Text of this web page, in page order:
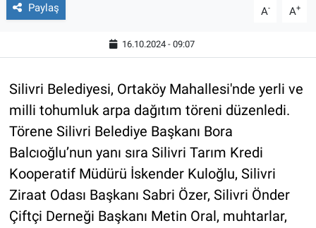
Paylaş A- A+
16.10.2024 - 09:07
Silivri Belediyesi, Ortaköy Mahallesi'nde yerli ve
milli tohumluk arpa dağıtım töreni düzenledi.
Törene Silivri Belediye Başkanı Bora
Balcıoğlu’nun yanı sıra Silivri Tarım Kredi
Kooperatif Müdürü İskender Kuloğlu, Silivri
Ziraat Odası Başkanı Sabri Özer, Silivri Önder
Çiftçi Derneği Başkanı Metin Oral, muhtarlar,